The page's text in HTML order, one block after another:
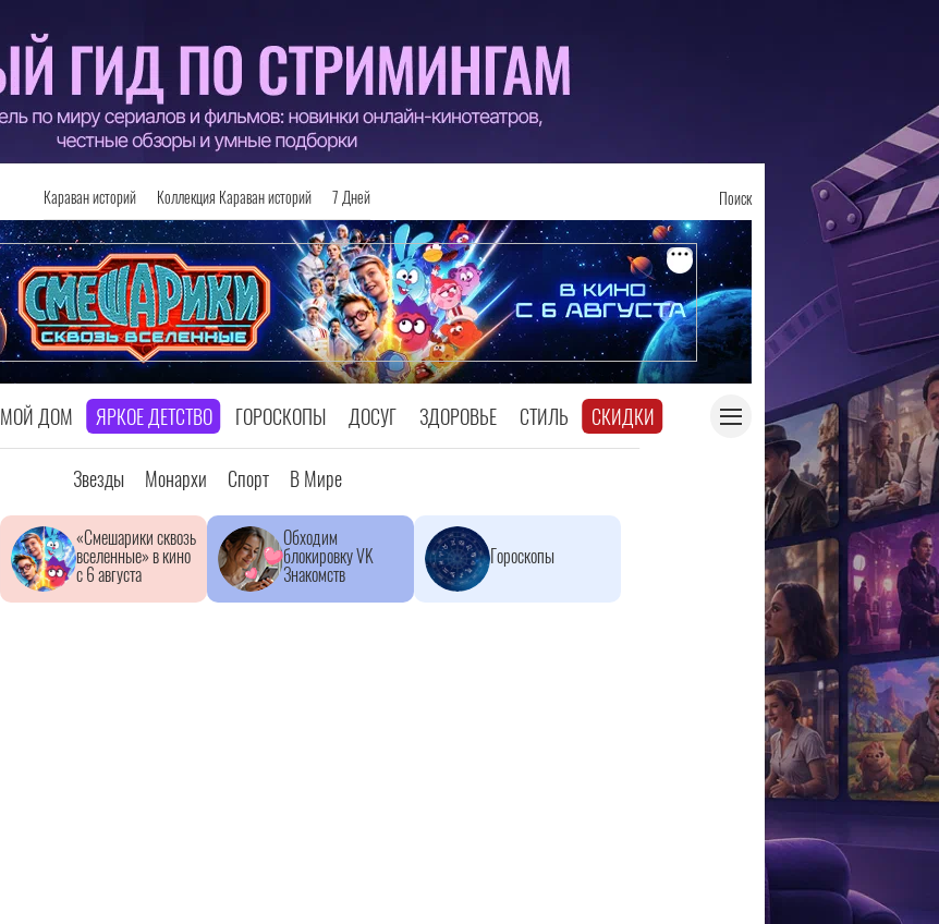
Караван историй Коллекция Караван историй 7 Дней Поиск
МОЙ ДОМ ЯРКОЕ ДЕТСТВО ГОРОСКОПЫ ДОСУГ ЗДОРОВЬЕ СТИЛЬ СКИДКИ
Звезды Монархи Спорт В Мире
«Смешарики сквозь
вселенные» в кино
с 6 августа
Обходим
блокировку VK
Знакомств
Гороскопы